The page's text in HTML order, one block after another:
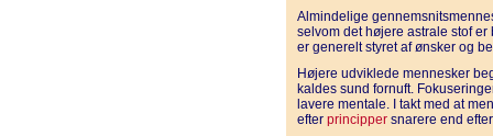
Almindelige
selvom det højere astrale stof
er generelt styret af ønsker og
Højere udviklede mennesker
kaldes sund fornuft.
lavere mentale. I takt med at
efter principper snarere end